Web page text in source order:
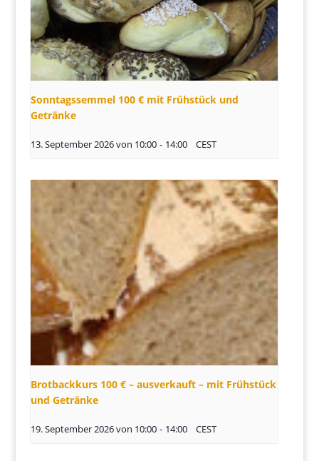
Sonntagssemmel 100 € mit Frühstück und
Getränke
13. September 2026 von 10:00 - 14:00 CEST
Brotbackkurs 100 € – ausverkauft – mit Frühstück
und Getränke
19. September 2026 von 10:00 - 14:00 CEST